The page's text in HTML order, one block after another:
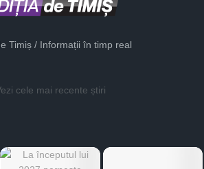
Timiș / Informații în timp real
cele mai recente știri